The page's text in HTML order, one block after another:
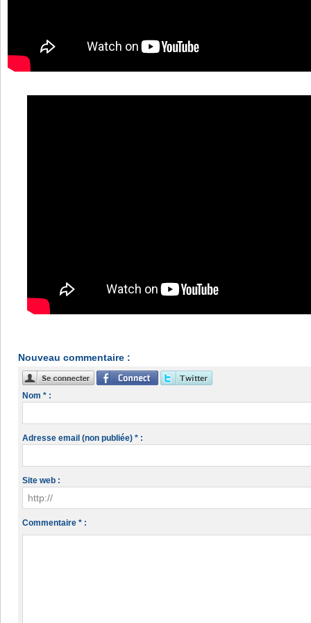
Nouveau commentaire :
Nom * :
Adresse email (non publiée) * :
Site web :
Commentaire * :